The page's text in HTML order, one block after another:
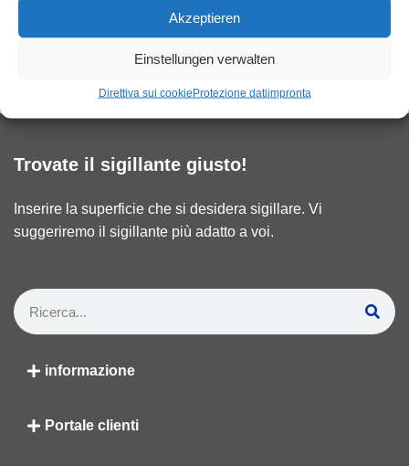
Akzeptieren
Einstellungen verwalten
Direttiva sui cookieProtezione datiimpronta
Disinfettante(17)
sigillatura del vetro liquido
Trovate il sigillante giusto!
Inserire la superficie che si desidera sigillare. Vi
suggeriremo il sigillante più adatto a voi.
informazione
Portale clienti